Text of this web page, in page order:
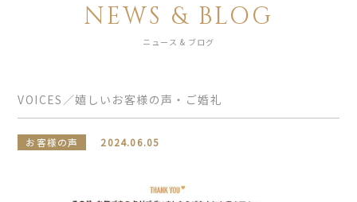
NEWS & BLOG
ニュース & ブログ
VOICES／嬉しいお客様の声・ご婚礼
お客様の声 2024.06.05